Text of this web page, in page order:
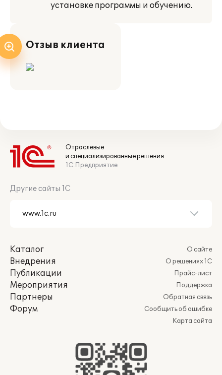
установке программы и обучению.
Отзыв клиента
Отраслевые
и специализированные решения
1С:Предприятие
Другие сайты 1С
Каталог
Внедрения
Публикации
Мероприятия
Партнеры
Форум
О сайте
О решениях 1С
Прайс-лист
Поддержка
Обратная связь
Сообщить об ошибке
Карта сайта